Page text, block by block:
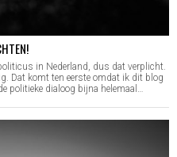
in Nederland, dus dat verplicht.
Dat komt ten eerste omdat ik dit blog
politieke dialoog bijna helemaal…